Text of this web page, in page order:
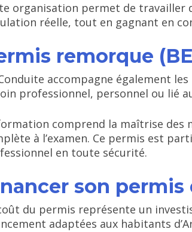
organisation permet de travailler
réelle, tout en gagnant en
remorque
accompagne également
professionnel, personnel ou lié
comprend la maîtrise des
à l’examen. Ce permis est
en toute sécurité.
son
du permis représente un
adaptées aux habitants